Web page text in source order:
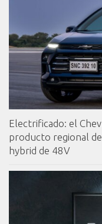
Electrificado: el
producto regional
hybrid de 48V